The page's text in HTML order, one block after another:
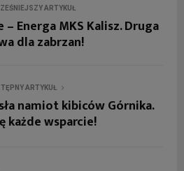
ARTYKUŁ
– Energa MKS Kalisz. Druga
dla zabrzan!
ARTYKUŁ
namiot kibiców Górnika.
każde wsparcie!